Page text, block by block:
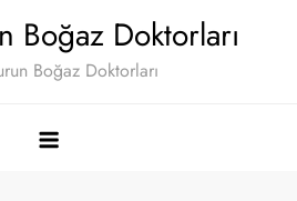
Boğaz Doktorları
Boğaz Doktorları